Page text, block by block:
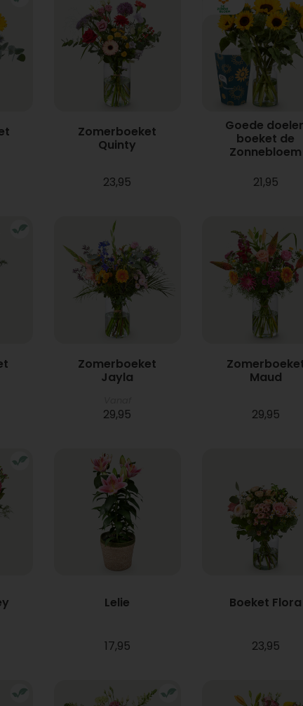
Zomerboeket
Quinty
23,95
Goede
boeket de
Zonnebloem
21,95
Zomerboeket
Jayla
29,95
Maud
29,95
Lelie
17,95
Boeket Flora
23,95